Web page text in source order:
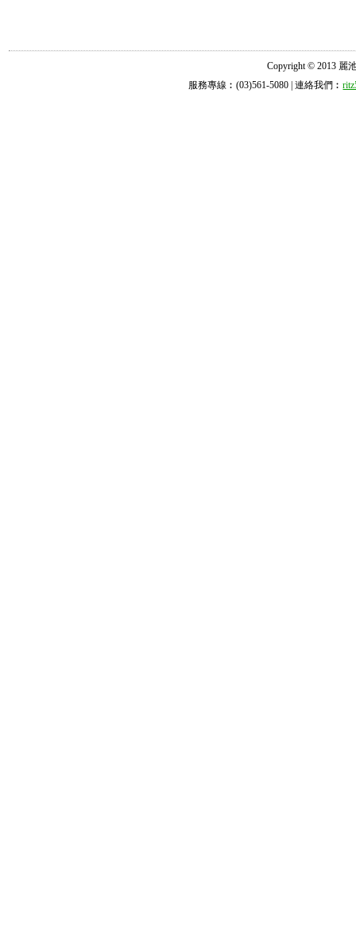
Copyright © 2013 麗
服務專線︰(03)561-5080 | 連絡我們︰